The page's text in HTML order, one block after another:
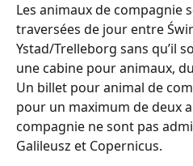
Les animaux de compagnie
traversées de jour entre
Ystad/Trelleborg sans qu’il
une cabine pour animaux,
Un billet pour animal de
pour un maximum de deux
compagnie ne sont pas
Galileusz et Copernicus.